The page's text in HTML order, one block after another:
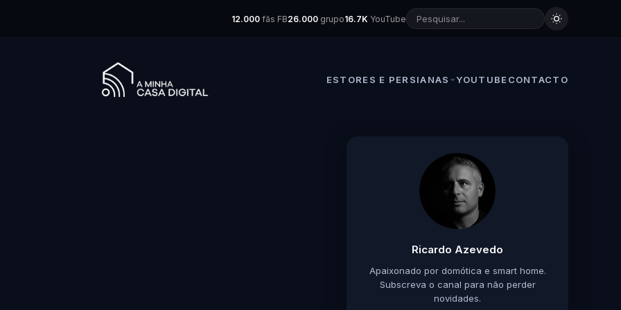
12.000 fãs FB26.000 grupo16.7K YouTube
ESTORES E PERSIANAS YOUTUBE CONTACTO
Ricardo Azevedo
Apaixonado por domótica e smart home.
Subscreva o canal para não perder
novidades.